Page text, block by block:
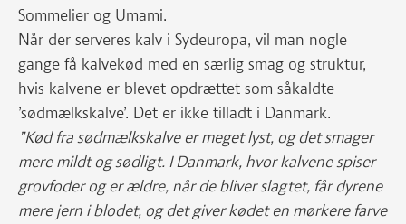
Sommelier og Umami.
Når der serveres kalv i Sydeuropa, vil man nogle
gange få kalvekød med en særlig smag og struktur,
hvis kalvene er blevet opdrættet som såkaldte
’sødmælkskalve’. Det er ikke tilladt i Danmark.
”Kød fra sødmælkskalve er meget lyst, og det smager
mere mildt og sødligt. I Danmark, hvor kalvene spiser
grovfoder og er ældre, når de bliver slagtet, får dyrene
mere jern i blodet, og det giver kødet en mørkere farve